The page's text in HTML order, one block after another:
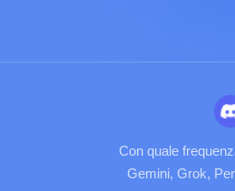
Con quale
Gemini, Grok,